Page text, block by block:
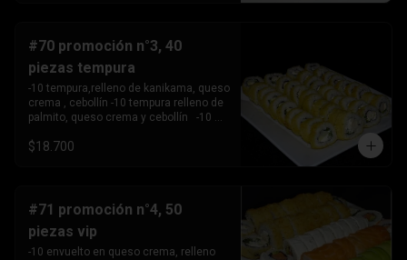
kanikama, queso crema
   y cebollín .
#70 promoción n°3, 40
piezas tempura
-10 tempura,relleno de kanikama, queso
crema , cebollín -10 tempura relleno de
palmito, queso crema y cebollín   -10
crema y
$18.700
#71 promoción n°4, 50
piezas vip
-10 envuelto en queso crema, relleno